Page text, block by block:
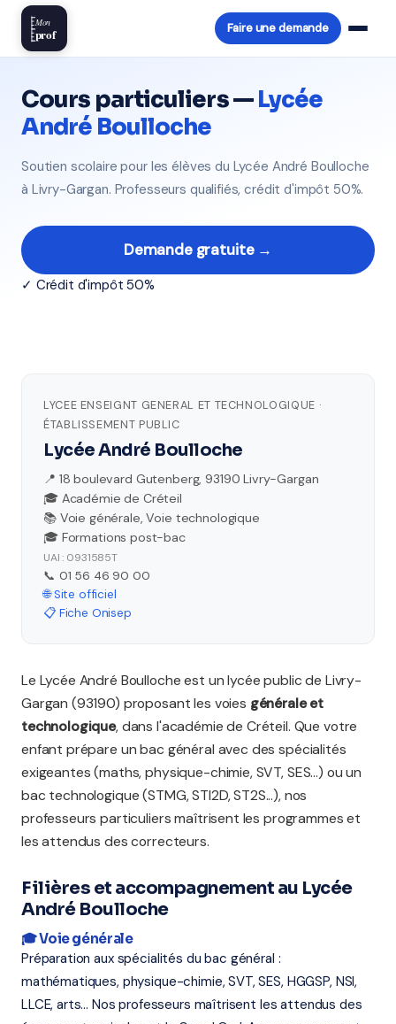
Mon
prof Faire une demande
Cours particuliers —Lycée
André Boulloche
Soutien scolaire pour les élèves du Lycée André Boulloche
à Livry-Gargan. Professeurs qualifiés, crédit d'impôt 50%.
Demande gratuite →
✓ Crédit d'impôt 50%
LYCEE ENSEIGNT GENERAL ET TECHNOLOGIQUE ·
ÉTABLISSEMENT PUBLIC
Lycée André Boulloche
📍 18 boulevard Gutenberg, 93190 Livry-Gargan
🎓 Académie de Créteil
📚 Voie générale, Voie technologique
🎓 Formations post-bac
UAI : 0931585T
📞 01 56 46 90 00
🌐 Site officiel
📋 Fiche Onisep
Le Lycée André Boulloche est un lycée public de Livry-
Gargan (93190) proposant les voies générale et
technologique, dans l'académie de Créteil. Que votre
enfant prépare un bac général avec des spécialités
exigeantes (maths, physique-chimie, SVT, SES...) ou un
bac technologique (STMG, STI2D, ST2S...), nos
professeurs particuliers maîtrisent les programmes et
les attendus des correcteurs.
Filières et accompagnement au Lycée
André Boulloche
🎓 Voie générale
Préparation aux spécialités du bac général :
mathématiques, physique-chimie, SVT, SES, HGGSP, NSI,
LLCE, arts... Nos professeurs maîtrisent les attendus des